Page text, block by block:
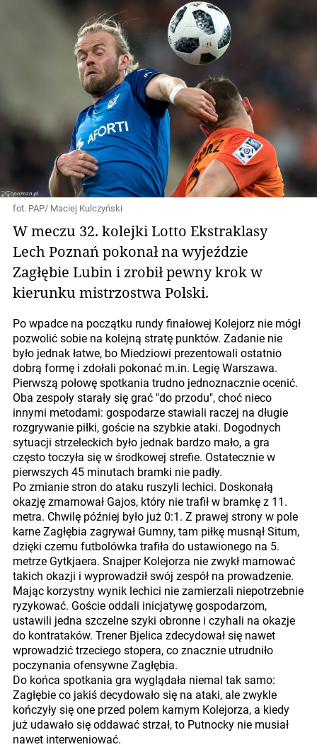
fot. PAP/ Maciej Kulczyński
W meczu 32. kolejki Lotto Ekstraklasy
Lech Poznań pokonał na wyjeździe
Zagłębie Lubin i zrobił pewny krok w
kierunku mistrzostwa Polski.
Po wpadce na początku rundy finałowej Kolejorz nie mógł
pozwolić sobie na kolejną stratę punktów. Zadanie nie
było jednak łatwe, bo Miedziowi prezentowali ostatnio
dobrą formę i zdołali pokonać m.in. Legię Warszawa.
Pierwszą połowę spotkania trudno jednoznacznie ocenić.
Oba zespoły starały się grać "do przodu", choć nieco
innymi metodami: gospodarze stawiali raczej na długie
rozgrywanie piłki, goście na szybkie ataki. Dogodnych
sytuacji strzeleckich było jednak bardzo mało, a gra
często toczyła się w środkowej strefie. Ostatecznie w
pierwszych 45 minutach bramki nie padły.
Po zmianie stron do ataku ruszyli lechici. Doskonałą
okazję zmarnował Gajos, który nie trafił w bramkę z 11.
metra. Chwilę później było już 0:1. Z prawej strony w pole
karne Zagłębia zagrywał Gumny, tam piłkę musnął Situm,
dzięki czemu futbolówka trafiła do ustawionego na 5.
metrze Gytkjaera. Snajper Kolejorza nie zwykł marnować
takich okazji i wyprowadził swój zespół na prowadzenie.
Mając korzystny wynik lechici nie zamierzali niepotrzebnie
ryzykować. Goście oddali inicjatywę gospodarzom,
ustawili jedna szczelne szyki obronne i czyhali na okazje
do kontrataków. Trener Bjelica zdecydował się nawet
wprowadzić trzeciego stopera, co znacznie utrudniło
poczynania ofensywne Zagłębia.
Do końca spotkania gra wyglądała niemal tak samo:
Zagłębie co jakiś decydowało się na ataki, ale zwykle
kończyły się one przed polem karnym Kolejorza, a kiedy
już udawało się oddawać strzał, to Putnocky nie musiał
nawet interweniować.